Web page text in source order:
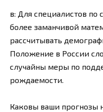
в: Для специалистов по
более заманчивой
рассчитывать
Положение в России
случайны меры по
рождаемости.
Каковы ваши прогнозы